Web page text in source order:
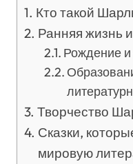
Кто такой
Ранняя жизнь
Рождение
Творчество
Сказки,
мировую